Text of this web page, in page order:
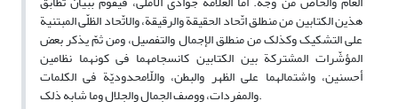
هذین الکتابین من منطلق اتّحاد الحقیقة والرقیقة، والاتّحاد الظلّی المبتنیة
على التشکیک وکذلک من منطلق الإجمال والتفصیل، ومن ثمّ یذکر بعض
المؤشّرات المشترکة بین الکتابین کانسجامهما فی کونهما نظامین
أحسنین، واشتمالهما على الظهر والبطن، واللّامحدودیّة فی الکلمات
والمفردات، ووصف الجمال والجلال وما شابه ذلک.